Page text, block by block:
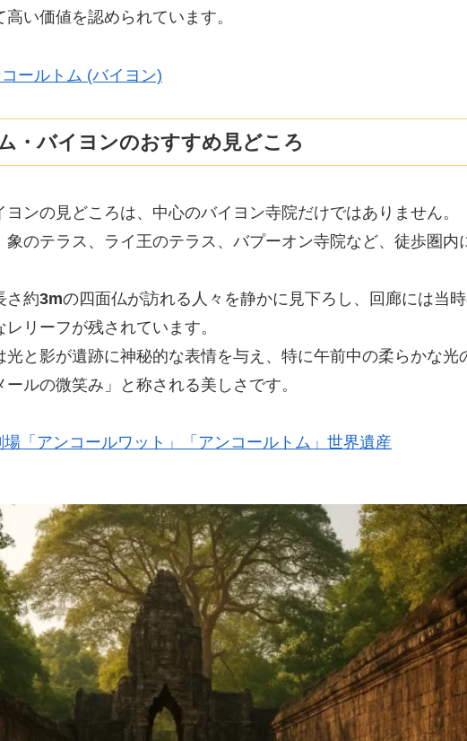
い価値を認められています。
ールトム (バイヨン)
・バイヨンのおすすめ見どころ
ンの見どころは、中心のバイヨン寺院だけではありません。
のテラス、ライ王のテラス、バプーオン寺院など、徒歩圏内
さ約3mの四面仏が訪れる人々を静かに見下ろし、回廊には当
リーフが残されています。
と影が遺跡に神秘的な表情を与え、特に午前中の柔らかな光
ルの微笑み」と称される美しさです。
「アンコールワット」「アンコールトム」世界遺産